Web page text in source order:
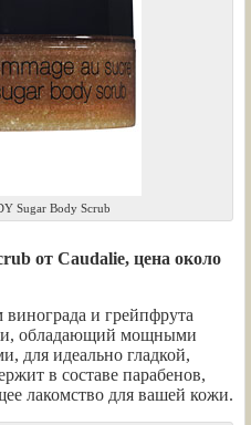
Sugar Body Scrub
от Caudalie, цена около
и грейпфрута
обладающий мощными
для идеально гладкой,
в составе парабенов,
лакомство для вашей кожи.